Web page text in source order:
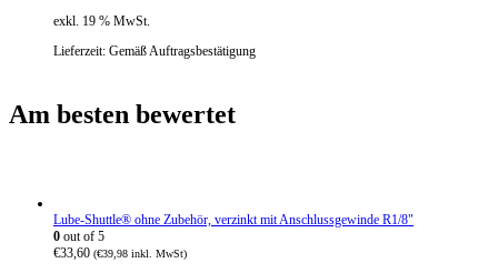
exkl. 19 % MwSt.
Lieferzeit: Gemäß Auftragsbestätigung
Am besten bewertet
Lube-Shuttle® ohne Zubehör, verzinkt mit Anschlussgewinde R1/8"
0 out of 5
€33,60 (€39,98 inkl. MwSt)